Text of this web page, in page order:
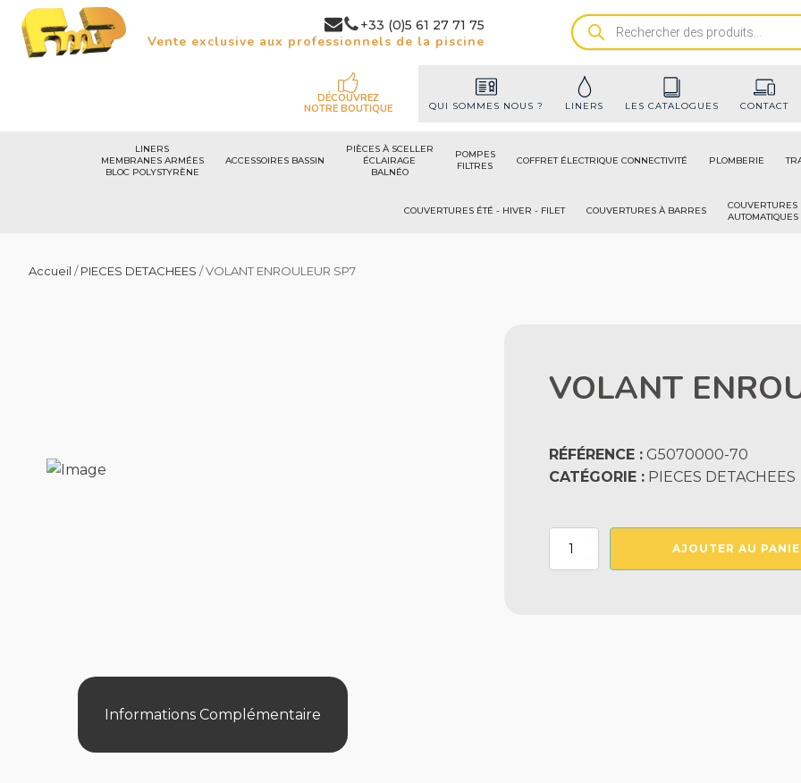
+33 (0)5 61 27 71 75
Vente exclusive aux professionnels de la piscine
Recherche
de
DÉCOUVREZ
NOTRE BOUTIQUE
QUI SOMMES NOUS ? LINERS LES CATALOGUES CONTACT
LINERS
MEMBRANES ARMÉES
BLOC POLYSTYRÈNE
ACCESSOIRES BASSIN
PIÈCES À SCELLER
ÉCLAIRAGE
BALNÉO
POMPES
FILTRES
COFFRET ÉLECTRIQUE CONNECTIVITÉ PLOMBERIE
COUVERTURES ÉTÉ - HIVER - FILET COUVERTURES À BARRES
COUVERTURES
AUTOMATIQUES
Accueil /PIECES DETACHEES / VOLANT ENROULEUR SP7
VOLANT
RÉFÉRENCE : G5070000-70
CATÉGORIE : PIECES DETACHEES
quantité
AJOUTER AU
Informations Complémentaire